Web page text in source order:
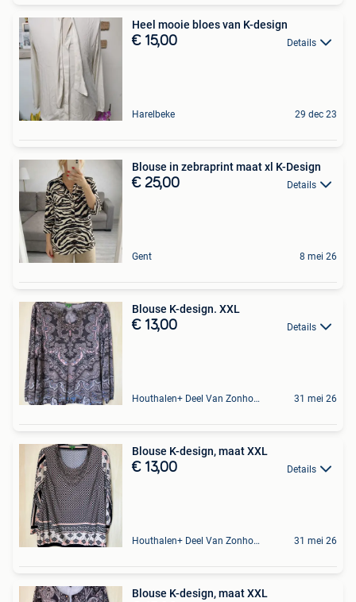
Heel mooie bloes van K-design
€ 15,00 Details
Harelbeke 29 dec 23
Blouse in zebraprint maat xl K-Design
€ 25,00 Details
Gent 8 mei 26
Blouse K-design. XXL
€ 13,00 Details
Houthalen+ Deel Van Zonhoven En Zolder 31 mei 26
Blouse K-design, maat XXL
€ 13,00 Details
Houthalen+ Deel Van Zonhoven En Zolder 31 mei 26
Blouse K-design, maat XXL